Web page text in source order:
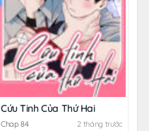
Cứu Tinh Của Thứ Hai
Chap 84
2 tháng trước